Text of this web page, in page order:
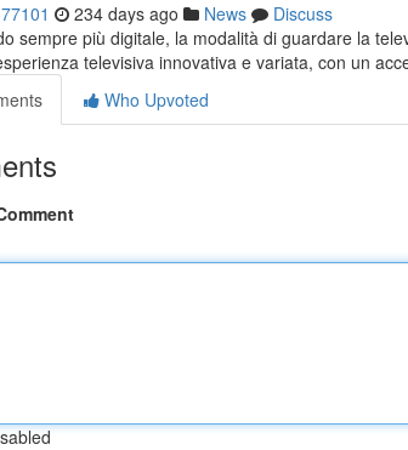
234 days ago News
Discuss
sempre più digitale, la modalità di guardare la
televisiva innovativa e variata, con un
Who Upvoted